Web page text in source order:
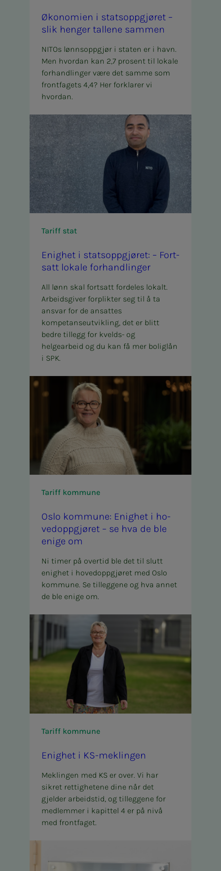
Øko­­­­­­­­­­­no­­­­­­mi­en i stats­­­­­­opp­­­­­­gjø­ret –
slik hen­­­­­­ger tal­­­­­­le­­­­­­ne sam­­­­­­men
NITOs lønnsoppgjør i staten er i havn.
Men hvordan kan 2,7 prosent til lokale
forhandlinger være det samme som
frontfagets 4,4? Her forklarer vi
hvordan.
Tariff stat
Enig­het i stats­­­opp­­­gjø­ret: – For­t­­­
satt lo­ka­­­le for­hand­­­lin­­­ger
All lønn skal fortsatt fordeles lokalt.
Arbeidsgiver forplikter seg til å ta
ansvar for de ansattes
kompetanseutvikling, det er blitt
bedre tillegg for kvelds- og
helgearbeid og du kan få mer boliglån
i SPK.
Tariff kommune
Oslo kom­­­mu­­­ne: Enig­het i ho­
ved­­­opp­­­gjø­ret – se hva de ble
eni­­­ge om
Ni timer på overtid ble det til slutt
enighet i hovedoppgjøret med Oslo
kommune. Se tilleggene og hva annet
de ble enige om.
Tariff kommune
Enig­het i KS-mek­­­lin­­­gen
Meklingen med KS er over. Vi har
sikret rettighetene dine når det
gjelder arbeidstid, og tilleggene for
medlemmer i kapittel 4 er på nivå
med frontfaget.